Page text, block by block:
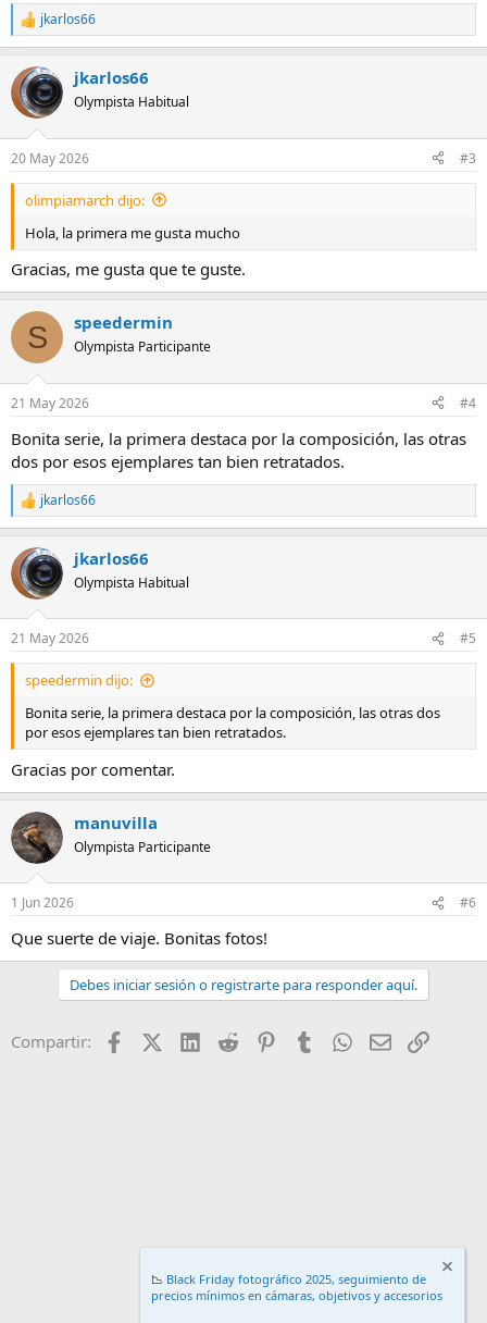
R
e
c
c
i
e
s
jkarlos66
jkarlos66
Olympista Habitual
20 May 2026 #3
olimpiamarch dijo:
Hola, la primera me gusta mucho
Gracias, me gusta que te guste.
S speedermin
Olympista Participante
21 May 2026 #4
Bonita serie, la primera destaca por la composición, las otras
dos por esos ejemplares tan bien retratados.
R
e
c
c
i
e
s
jkarlos66
jkarlos66
Olympista Habitual
21 May 2026 #5
speedermin dijo:
Bonita serie, la primera destaca por la composición, las otras dos
por esos ejemplares tan bien retratados.
Gracias por comentar.
manuvilla
Olympista Participante
1 Jun 2026 #6
Que suerte de viaje. Bonitas fotos!
Debes iniciar sesión o registrarte para responder aquí.
Compartir: FacebookX (Twitter)
LinkedIn
Reddit PinterestTumblr WhatsApp
EmailEnlace
📉 Black Friday fotográfico 2025, seguimiento de
precios mínimos en cámaras, objetivos y accesorios